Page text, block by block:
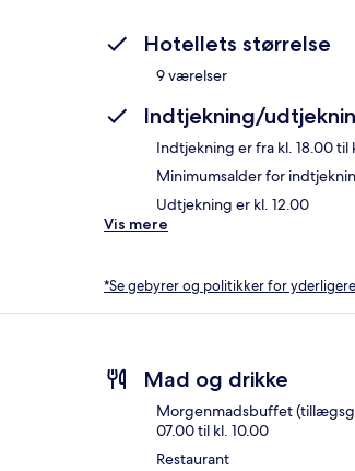
Hotellets størrelse
9 værelser
Indtjekning/
Indtjekning er fra kl. 18.00 til
Minimumsalder for
Udtjekning er kl. 12.00
Vis mere
*Se gebyrer og politikker for
Mad og drikke
Morgenmadsbuffet
07.00 til kl. 10.00
Restaurant